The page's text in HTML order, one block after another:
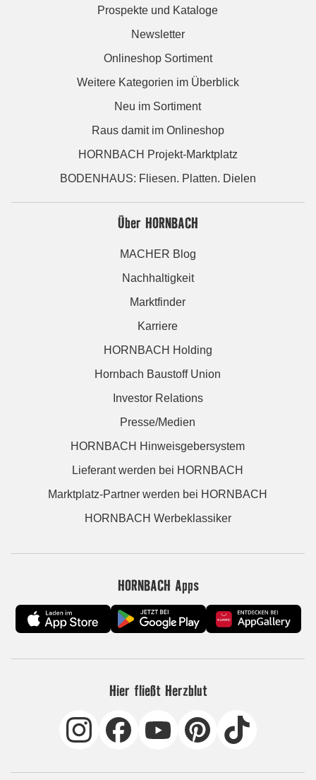
Prospekte und Kataloge
Newsletter
Onlineshop Sortiment
Weitere Kategorien im Überblick
Neu im Sortiment
Raus damit im Onlineshop
HORNBACH Projekt-Marktplatz
BODENHAUS: Fliesen. Platten. Dielen
Über HORNBACH
MACHER Blog
Nachhaltigkeit
Marktfinder
Karriere
HORNBACH Holding
Hornbach Baustoff Union
Investor Relations
Presse/Medien
HORNBACH Hinweisgebersystem
Lieferant werden bei HORNBACH
Marktplatz-Partner werden bei HORNBACH
HORNBACH Werbeklassiker
HORNBACH Apps
Hier fließt Herzblut